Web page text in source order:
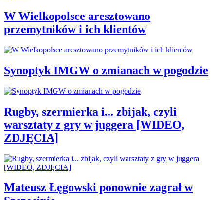
W Wielkopolsce aresztowano
przemytników i ich klientów
Synoptyk IMGW o zmianach w pogodzie
Rugby, szermierka i... zbijak, czyli
warsztaty z gry w juggera [WIDEO,
ZDJĘCIA]
Mateusz Łęgowski ponownie zagrał w